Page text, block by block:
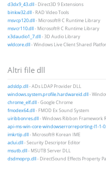
d3dx9_43.dll- Direct3D 9 Extensions
binkw32.dll- RAD Video Tools
msvcp120.dll- Microsoft® C Runtime Library
msvcr110.dll- Microsoft® C Runtime Library
x3daudio1_7.dll- 3D Audio Library
wldcore.dll- Windows Live Client Shared
Altri file dll
adsldp.dll- ADs LDAP Provider DLL
windows.system.profile.hardwareid.dll-
chrome_elf.dll- Google Chrome
fmodex64.dll- FMOD Ex Sound System
uiribbonres.dll- Windows Ribbon Framework
api-ms-win-core-windowserrorreporting-l1-1-
imkrtip.dll- Microsoft® Korean IME
aclui.dll- Security Descriptor Editor
msutb.dll- MSUTB Server DLL
dsdmoprp.dll- DirectSound Effects Property